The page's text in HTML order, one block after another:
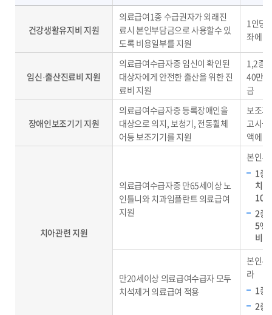
건강생활유지비 지원
의료급여1종 수급권자가 외래진
료시 본인부담금으로 사용할수 있
도록 비용일부를 지원
1인당
좌에
임신·출산진료비 지원
의료급여수급자중 임신이 확인된
대상자에게 안전한 출산을 위한 진
료비 지원
1,2종
40만
금
장애인보조기기 지원
의료급여수급자중 등록장애인을
대상으로 의지, 보청기, 전동휠체
어등 보조기기를 지원
보조기
고시금
액에
치아관련 지원
의료급여수급자중 만65세이상 노
인틀니와 치과임플란트 의료급여
지원
본인부
1종
치
2종-
비
만20세이상 의료급여수급자 모두
치석제거 의료급여 적용
본인부
라
1종
2종